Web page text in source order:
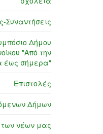
Συναντήσεις
Δήμου
"Από την
έως σήμερα"
Επιστολές
Δήμων
των νέων μας